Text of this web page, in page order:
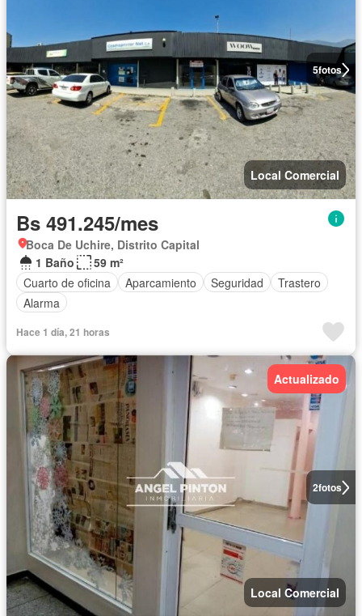
5fotos
Local Comercial
Bs 491.245/mes
Boca De Uchire, Distrito Capital
1 Baño
59 m²
Cuarto de oficina
Aparcamiento Seguridad
Trastero
Alarma
Hace 1 día, 21 horas
2fotos
Actualizado
Local Comercial